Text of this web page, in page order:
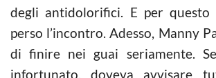
degli antidolorifici. E per
perso l’incontro. Adesso, Manny
di finire nei guai seriamente.
infortunato, doveva avvisare